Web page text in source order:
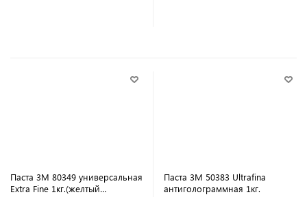
Паста 3M 80349 универсальная
Extra Fine 1кг.(желтый
Паста 3M 50383 Ultrafina
антиголограммная 1кг.